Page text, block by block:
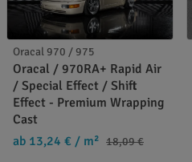
Oracal 970 / 975
Oracal / 970RA+ Rapid Air
/ Special Effect / Shift
Effect - Premium Wrapping
Cast
ab 13,24 € / m² 18,09 €